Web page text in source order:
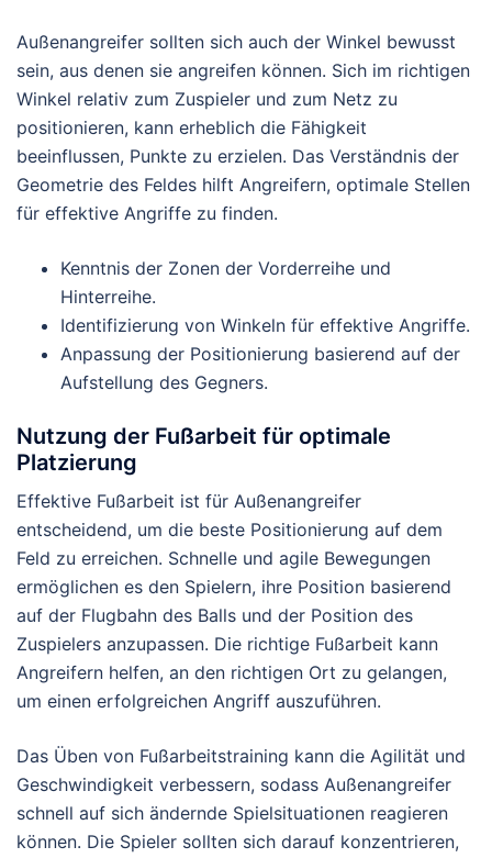
Außenangreifer sollten sich auch der Winkel bewusst
sein, aus denen sie angreifen können. Sich im richtigen
Winkel relativ zum Zuspieler und zum Netz zu
positionieren, kann erheblich die Fähigkeit
beeinflussen, Punkte zu erzielen. Das Verständnis der
Geometrie des Feldes hilft Angreifern, optimale Stellen
für effektive Angriffe zu finden.
Kenntnis der Zonen der Vorderreihe und
Hinterreihe.
Identifizierung von Winkeln für effektive Angriffe.
Anpassung der Positionierung basierend auf der
Aufstellung des Gegners.
Nutzung der Fußarbeit für optimale
Platzierung
Effektive Fußarbeit ist für Außenangreifer
entscheidend, um die beste Positionierung auf dem
Feld zu erreichen. Schnelle und agile Bewegungen
ermöglichen es den Spielern, ihre Position basierend
auf der Flugbahn des Balls und der Position des
Zuspielers anzupassen. Die richtige Fußarbeit kann
Angreifern helfen, an den richtigen Ort zu gelangen,
um einen erfolgreichen Angriff auszuführen.
Das Üben von Fußarbeitstraining kann die Agilität und
Geschwindigkeit verbessern, sodass Außenangreifer
schnell auf sich ändernde Spielsituationen reagieren
können. Die Spieler sollten sich darauf konzentrieren,